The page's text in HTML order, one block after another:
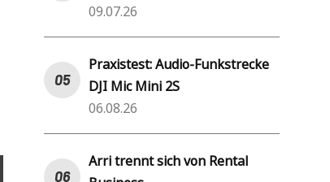
09.07.26
Praxistest: Audio-Funkstrecke
DJI Mic Mini 2S
06.08.26
Arri trennt sich von Rental